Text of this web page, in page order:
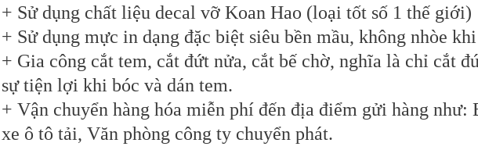
+ Sử dụng chất liệu decal vỡ Koan Hao (loại tốt số 1 thế giới)
+ Sử dụng mực in dạng đặc biệt siêu bền mầu, không nhòe
+ Gia công cắt tem, cắt đứt nửa, cắt bế chờ, nghĩa là chỉ cắt
sự tiện lợi khi bóc và dán tem.
+ Vận chuyển hàng hóa miễn phí đến địa điểm gửi hàng như:
xe ô tô tải, Văn phòng công ty chuyển phát.